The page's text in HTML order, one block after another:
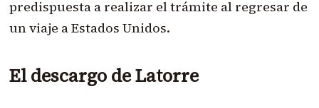
predispuesta a realizar el trámite al regresar de
un viaje a Estados Unidos.
El descargo de Latorre